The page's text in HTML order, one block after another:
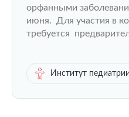
орфанными
июня. Для участия в
требуется
Институт педиатрии